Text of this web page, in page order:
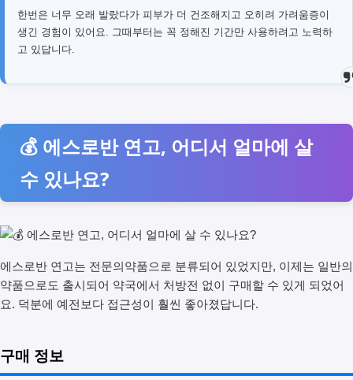
한번은 너무 오래 발랐다가 피부가 더 건조해지고 오히려 가려움증이
생긴 경험이 있어요. 그때부터는 꼭 정해진 기간만 사용하려고 노력하
고 있답니다.
💰 에스로반 연고, 어디서 얼마에 살
수 있나요?
에스로반 연고는 전문의약품으로 분류되어 있었지만, 이제는 일반의
약품으로도 출시되어 약국에서 처방전 없이 구매할 수 있게 되었어
요. 덕분에 예전보다 접근성이 훨씬 좋아졌답니다.
구매 정보